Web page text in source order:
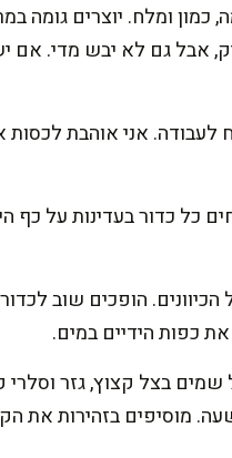
ומלח. יוצרים גומה
אבל גם לא יבש מדי. אם
לעבודה. אני אוהבת
כל כדור בעדינות על
הופכים שוב
כפות הידיים במים.
בצל קצוץ, גזר וסלרי
מוסיפים בזהירות את